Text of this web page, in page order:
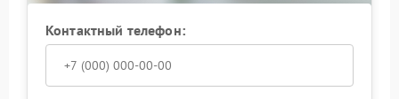
Контактный телефон: